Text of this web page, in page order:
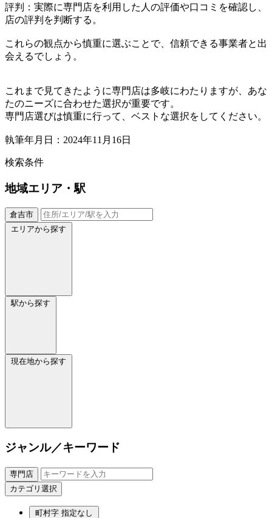
評判：実際に専門店を利用した人の評価や口コミを確認し、
店の評判を判断する。
これらの観点から慎重に選ぶことで、信頼できる事業者と出
会えるでしょう。
これまで見てきたように専門店は多岐にわたりますが、あな
たのニーズに合わせた選択が重要です。
専門店選びは慎重に行って、ベストな選択をしてください。
執筆年月日：2024年11月16日
検索条件
地域エリア・駅
倉吉市
エリアから探す
駅から探す
現在地から探す
ジャンル／キーワード
専門店
カテゴリ選択
町村字 指定なし